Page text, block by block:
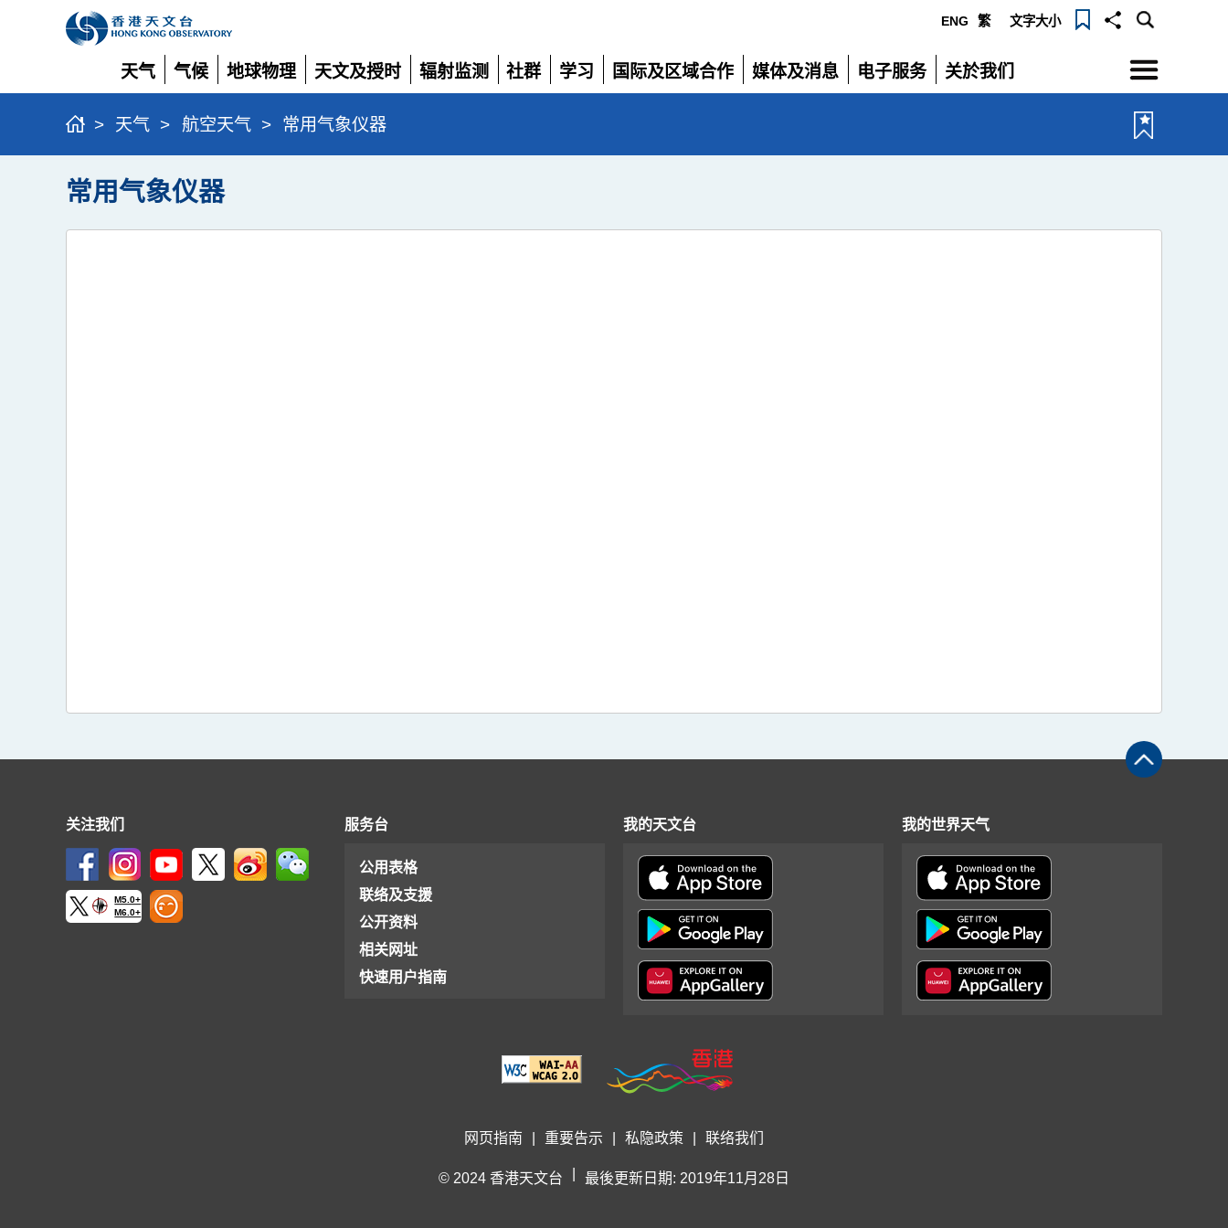
ENG 繁 文字大小
天气
展
开
气候
展
开
地球物理
展
开
天文及授时
展
开
辐射监测
展
社群
展
学习
展
国际及区域合作
展
媒体及消息
展
电子服务
展
关於我们
展
选
单
> 天气 > 航空天气 > 常用气象仪器
常用气象仪器
关注我们
M5.0+
M6.0+
服务台
公用表格
联络及支援
公开资料
相关网址
快速用户指南
我的天文台 我的世界天气
网页指南 重要告示 私隐政策 联络我们
© 2024 香港天文台 最後更新日期: 2019年11月28日